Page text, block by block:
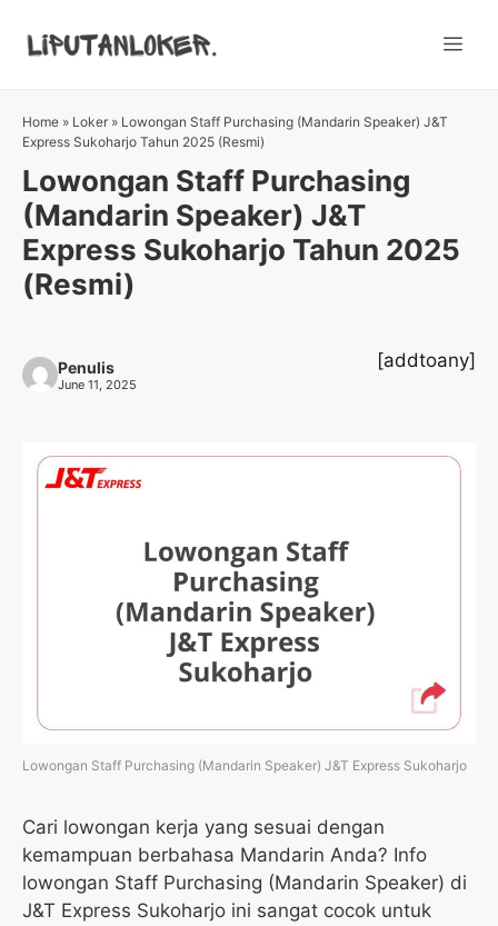
Home » Loker » Lowongan Staff Purchasing (Mandarin Speaker) J&T
Express Sukoharjo Tahun 2025 (Resmi)
Lowongan Staff Purchasing
(Mandarin Speaker) J&T
Express Sukoharjo Tahun 2025
(Resmi)
Penulis
June 11, 2025
[addtoany]
Lowongan Staff Purchasing (Mandarin Speaker) J&T Express Sukoharjo
Cari lowongan kerja yang sesuai dengan
kemampuan berbahasa Mandarin Anda? Info
lowongan Staff Purchasing (Mandarin Speaker) di
J&T Express Sukoharjo ini sangat cocok untuk